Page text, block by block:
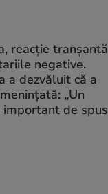
reacție tranșantă
negative.
a dezvăluit că a
„Un
important de spus